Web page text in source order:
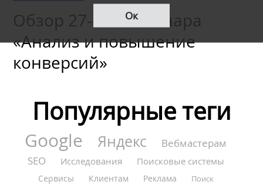
Обзор 27-ого вебинара
«Анализ и повышение
конверсий»
Популярные теги
Google Яндекс
Вебмастерам
SEO
Исследования Поисковые системы
Сервисы Клиентам Реклама
Поиск
Ок